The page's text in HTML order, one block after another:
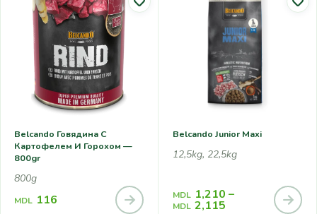
Belcando Говядина С
Картофелем И Горохом —
800gr
800g
MDL 116
Belcando Junior Maxi
12,5kg, 22,5kg
MDL 1,210 –
MDL 2,115